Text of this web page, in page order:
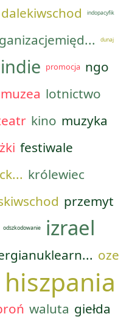
dalekiwschod indopacyfik
dunaj
indie promocja ngo
muzea lotnictwo
kino muzyka
festiwale
królewiec
przemyt
odszkodowanie izrael
oze
hiszpania
waluta giełda